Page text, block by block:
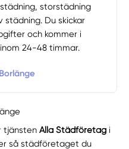
storstädning
städning. Du skickar
och kommer i
24-48 timmar.
tjänstenAlla Städföretag i
så städföretaget du